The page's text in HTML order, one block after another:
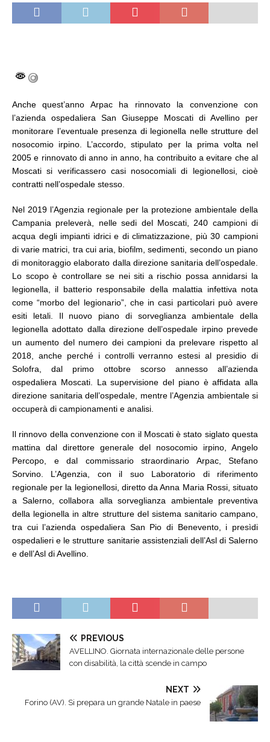
Anche quest’anno Arpac ha rinnovato la convenzione con
l’azienda ospedaliera San Giuseppe Moscati di Avellino per
monitorare l’eventuale presenza di legionella nelle strutture del
nosocomio irpino. L’accordo, stipulato per la prima volta nel
2005 e rinnovato di anno in anno, ha contribuito a evitare che al
Moscati si verificassero casi nosocomiali di legionellosi, cioè
contratti nell’ospedale stesso.
Nel 2019 l’Agenzia regionale per la protezione ambientale della
Campania preleverà, nelle sedi del Moscati, 240 campioni di
acqua degli impianti idrici e di climatizzazione, più 30 campioni
di varie matrici, tra cui aria, biofilm, sedimenti, secondo un piano
di monitoraggio elaborato dalla direzione sanitaria dell’ospedale.
Lo scopo è controllare se nei siti a rischio possa annidarsi la
legionella, il batterio responsabile della malattia infettiva nota
come “morbo del legionario”, che in casi particolari può avere
esiti letali. Il nuovo piano di sorveglianza ambientale della
legionella adottato dalla direzione dell’ospedale irpino prevede
un aumento del numero dei campioni da prelevare rispetto al
2018, anche perché i controlli verranno estesi al presidio di
Solofra, dal primo ottobre scorso annesso all’azienda
ospedaliera Moscati. La supervisione del piano è affidata alla
direzione sanitaria dell’ospedale, mentre l’Agenzia ambientale si
occuperà di campionamenti e analisi.
Il rinnovo della convenzione con il Moscati è stato siglato questa
mattina dal direttore generale del nosocomio irpino, Angelo
Percopo, e dal commissario straordinario Arpac, Stefano
Sorvino. L’Agenzia, con il suo Laboratorio di riferimento
regionale per la legionellosi, diretto da Anna Maria Rossi, situato
a Salerno, collabora alla sorveglianza ambientale preventiva
della legionella in altre strutture del sistema sanitario campano,
tra cui l’azienda ospedaliera San Pio di Benevento, i presìdi
ospedalieri e le strutture sanitarie assistenziali dell’Asl di Salerno
e dell’Asl di Avellino.
PREVIOUS
AVELLINO. Giornata internazionale delle persone
con disabilità, la città scende in campo
NEXT
Forino (AV). Si prepara un grande Natale in paese